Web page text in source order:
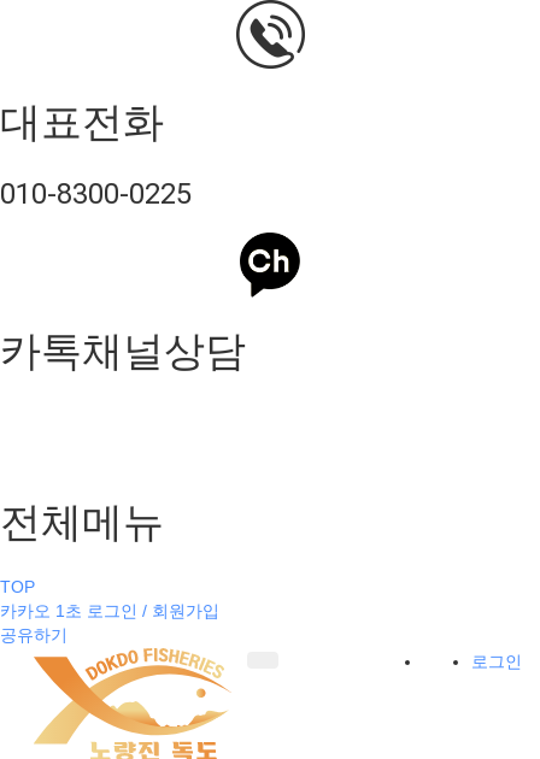
대표전화
010-8300-0225
카톡채널상담
전체메뉴
TOP
카카오 1초 로그인 / 회원가입
공유하기
로그인